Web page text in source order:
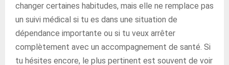
changer certaines habitudes, mais elle ne remplace pas
un suivi médical si tu es dans une situation de
dépendance importante ou si tu veux arrêter
complètement avec un accompagnement de santé. Si
tu hésites encore, le plus pertinent est souvent de voir